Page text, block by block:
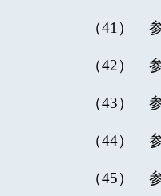
（41）
（42）
（43）
（44）
（45）